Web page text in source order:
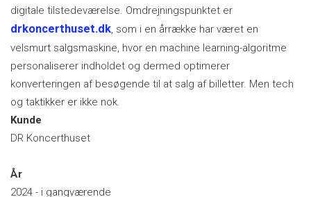
Kunde
DR Koncerthuset
År
2024 - i gangværende
digitale tilstedeværelse. Omdrejningspunktet er
drkoncerthuset.dk, som i en årrække har været en
velsmurt salgsmaskine, hvor en machine learning-algoritme
personaliserer indholdet og dermed optimerer
konverteringen af besøgende til at salg af billetter. Men tech
og taktikker er ikke nok.